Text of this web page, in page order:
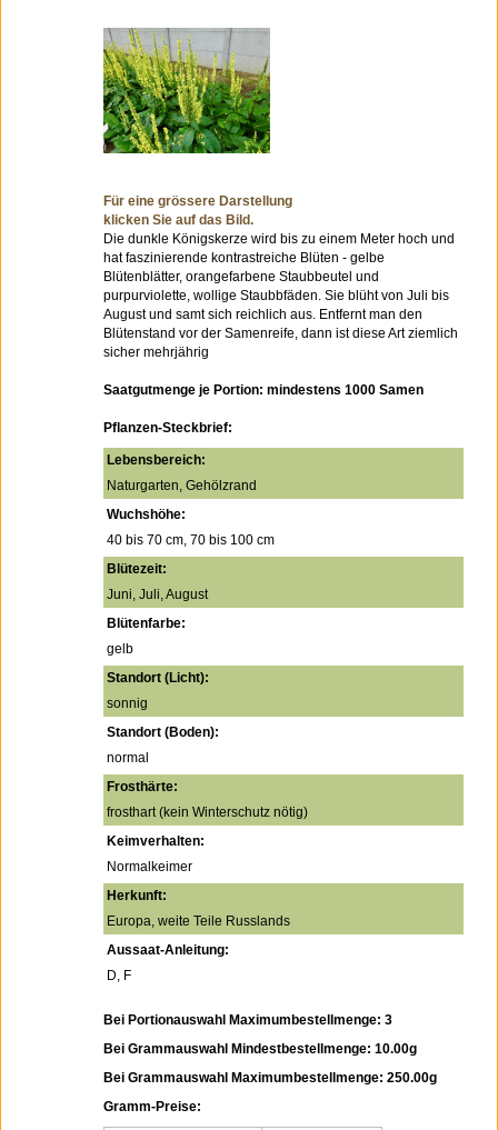
Für eine grössere Darstellung
klicken Sie auf das Bild.
Die dunkle Königskerze wird bis zu einem Meter hoch und
hat faszinierende kontrastreiche Blüten - gelbe
Blütenblätter, orangefarbene Staubbeutel und
purpurviolette, wollige Staubbfäden. Sie blüht von Juli bis
August und samt sich reichlich aus. Entfernt man den
Blütenstand vor der Samenreife, dann ist diese Art ziemlich
sicher mehrjährig
Saatgutmenge je Portion: mindestens 1000 Samen
Pflanzen-Steckbrief:
Lebensbereich:
Naturgarten, Gehölzrand
Wuchshöhe:
40 bis 70 cm, 70 bis 100 cm
Blütezeit:
Juni, Juli, August
Blütenfarbe:
gelb
Standort (Licht):
sonnig
Standort (Boden):
normal
Frosthärte:
frosthart (kein Winterschutz nötig)
Keimverhalten:
Normalkeimer
Herkunft:
Europa, weite Teile Russlands
Aussaat-Anleitung:
D, F
Bei Portionauswahl Maximumbestellmenge: 3
Bei Grammauswahl Mindestbestellmenge: 10.00g
Bei Grammauswahl Maximumbestellmenge: 250.00g
Gramm-Preise: